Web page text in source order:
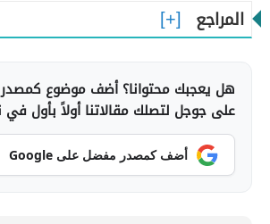
المراجع
هل يعجبك محتوانا؟ أضف موضوع
على جوجل لتصلك مقالاتنا أولاً بأول في
أضف كمصدر مفضل على Google